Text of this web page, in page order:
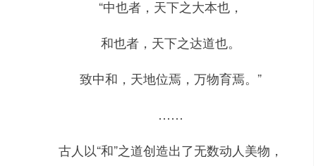
“中也者，天下之大本也，
和也者，天下之达道也。
致中和，天地位焉，万物育焉。”
……
古人以“和”之道创造出了无数动人美物，